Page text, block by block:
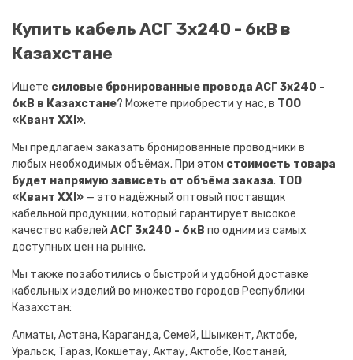
Купить кабель АСГ 3х240 - 6кВ в
Казахстане
Ищете силовые бронированные провода АСГ 3х240 -
6кВ в Казахстане? Можете приобрести у нас, в ТОО
«Квант XXI».
Мы предлагаем заказать бронированные проводники в
любых необходимых объёмах. При этом стоимость товара
будет напрямую зависеть от объёма заказа. ТОО
«Квант XXI» — это надёжный оптовый поставщик
кабельной продукции, который гарантирует высокое
качество кабелей АСГ 3х240 - 6кВ по одним из самых
доступных цен на рынке.
Мы также позаботились о быстрой и удобной доставке
кабельных изделий во множество городов Республики
Казахстан:
Алматы, Астана, Караганда, Семей, Шымкент, Актобе,
Уральск, Тараз, Кокшетау, Актау, Актобе, Костанай,